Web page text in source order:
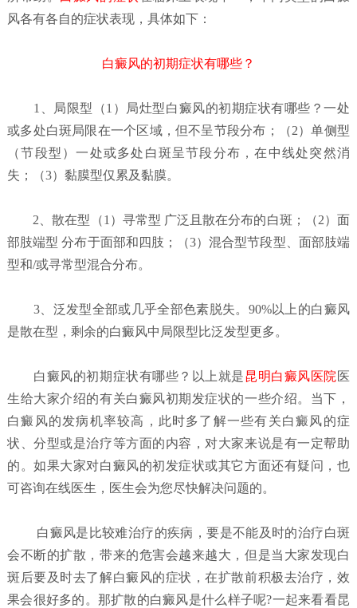
风各有各自的症状表现，具体如下：
白癜风的初期症状有哪些？
1、局限型（1）局灶型白癜风的初期症状有哪些？一处
或多处白斑局限在一个区域，但不呈节段分布；（2）单侧型
（节段型）一处或多处白斑呈节段分布，在中线处突然消
失；（3）黏膜型仅累及黏膜。
2、散在型（1）寻常型 广泛且散在分布的白斑；（2）面
部肢端型 分布于面部和四肢；（3）混合型节段型、面部肢端
型和/或寻常型混合分布。
3、泛发型全部或几乎全部色素脱失。90%以上的白癜风
是散在型，剩余的白癜风中局限型比泛发型更多。
白癜风的初期症状有哪些？ 以上就是昆明白癜风医院 医
生给大家介绍的有关白癜风初期发症状的一些介绍。当下，
白癜风的发病机率较高，此时多了解一些有关白癜风的症
状、分型或是治疗等方面的内容，对大家来说是有一定帮助
的。如果大家对白癜风的初发症状或其它方面还有疑问，也
可咨询在线医生，医生会为您尽快解决问题的。
白癜风是比较难治疗的疾病，要是不能及时的治疗白斑
会不断的扩散，带来的危害会越来越大，但是当大家发现白
斑后要及时去了解白癜风的症状，在扩散前积极去治疗，效
果会很好多的。那扩散的白癜风是什么样子呢?一起来看看昆